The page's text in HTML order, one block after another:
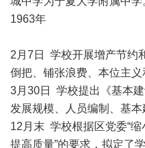
1963年
2月7日 学校开展增产节约
倒把、铺张浪费、本位主义
3月30日 学校提出《基本
发展规模、人员编制、基本
12月末 学校根据区党委“缩
提高质量”的要求，拟定了学